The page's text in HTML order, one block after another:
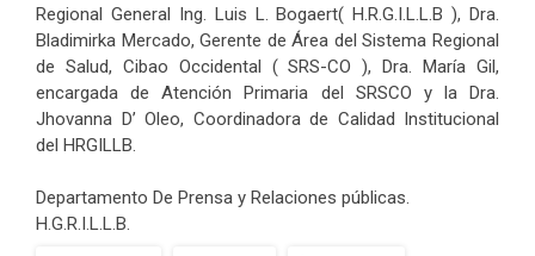
Regional General Ing. Luis L. Bogaert( H.R.G.I.L.L.B ), Dra.
Bladimirka Mercado, Gerente de Área del Sistema Regional
de Salud, Cibao Occidental ( SRS-CO ), Dra. María Gil,
encargada de Atención Primaria del SRSCO y la Dra.
Jhovanna D’ Oleo, Coordinadora de Calidad Institucional
del HRGILLB.
Departamento De Prensa y Relaciones públicas.
H.G.R.I.L.L.B.